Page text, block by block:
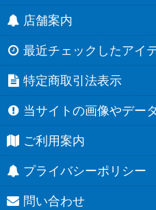
店舗案内
最近チェックしたアイ
特定商取引法表示
当サイトの画像やデー
ご利用案内
プライバシーポリシー
問い合わせ